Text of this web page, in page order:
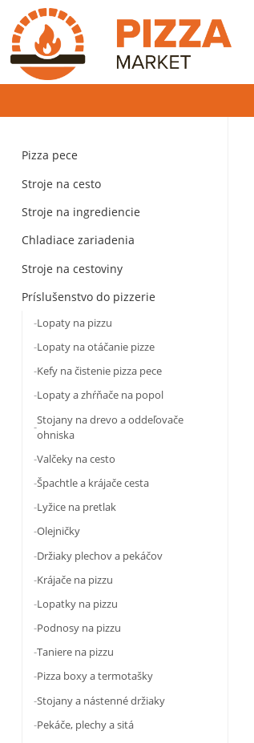
Pizza pece
Stroje na cesto
Stroje na ingrediencie
Chladiace zariadenia
Stroje na cestoviny
Príslušenstvo do pizzerie
Lopaty na pizzu
Lopaty na otáčanie pizze
Kefy na čistenie pizza pece
Lopaty a zhŕňače na popol
Stojany na drevo a oddeľovače
ohniska
Valčeky na cesto
Špachtle a krájače cesta
Lyžice na pretlak
Olejničky
Držiaky plechov a pekáčov
Krájače na pizzu
Lopatky na pizzu
Podnosy na pizzu
Taniere na pizzu
Pizza boxy a termotašky
Stojany a nástenné držiaky
Pekáče, plechy a sitá